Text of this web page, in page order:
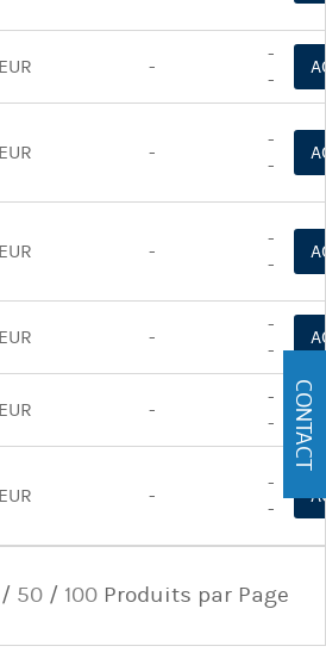
-
-
-
-
-
-
-
-
-
-
-
-
-
-
-
-
-
-
/ 50 / 100Produits par Page
CONTACT